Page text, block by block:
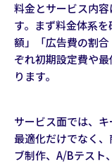
料金とサービス内
す。まず料金体系
額」「広告費の割
ぞれ初期設定費や
ります。
サービス面では、
最適化だけでなく
ブ制作、A/Bテスト